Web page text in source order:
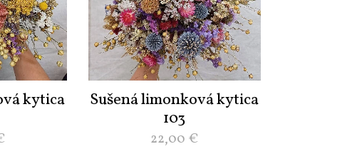
kytica
Sušená limonková kytica
103
22,00 €